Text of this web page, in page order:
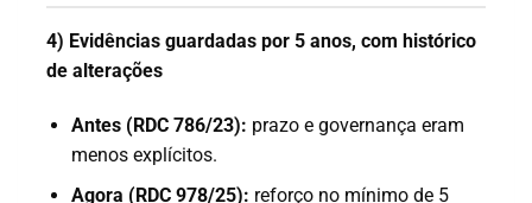
4) Evidências guardadas por 5 anos, com histórico
de alterações
Antes (RDC 786/23): prazo e governança eram
menos explícitos.
Agora (RDC 978/25): reforço no mínimo de 5